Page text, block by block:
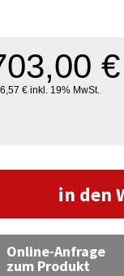
€
€ inkl. 19% MwSt.
in den
Online-Anfrage
zum Produkt